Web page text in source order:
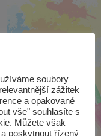
soubory
zážitek
a opakované
vše" souhlasíte s
Můžete však
poskytnout řízený